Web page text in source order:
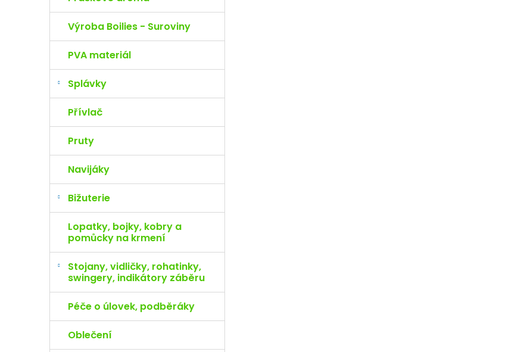
Výroba Boilies - Suroviny
PVA materiál
Splávky
Přívlač
Pruty
Navijáky
Bižuterie
Lopatky, bojky, kobry a
pomůcky na krmení
Stojany, vidličky, rohatinky,
swingery, indikátory záběru
Péče o úlovek, podběráky
Oblečení